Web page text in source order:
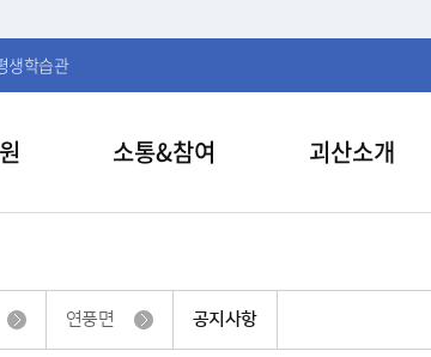
생학습관
소통&참여 괴산소개
연풍면 공지사항